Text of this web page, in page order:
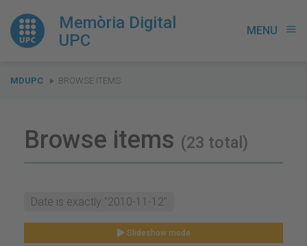
Memòria Digital
UPC
MENU menu
You
MDUPC BROWSE ITEMS
Browse items (23 total)
Date is exactly "2010-11-12"
Slideshow mode